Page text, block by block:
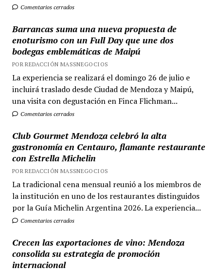
Comentarios cerrados
Barrancas suma una nueva propuesta de
enoturismo con un Full Day que une dos
bodegas emblemáticas de Maipú
POR REDACCIÓN MASSNEGOCIOS
La experiencia se realizará el domingo 26 de julio e
incluirá traslado desde Ciudad de Mendoza y Maipú,
una visita con degustación en Finca Flichman...
Comentarios cerrados
Club Gourmet Mendoza celebró la alta
gastronomía en Centauro, flamante restaurante
con Estrella Michelin
POR REDACCIÓN MASSNEGOCIOS
La tradicional cena mensual reunió a los miembros de
la institución en uno de los restaurantes distinguidos
por la Guía Michelin Argentina 2026. La experiencia...
Comentarios cerrados
Crecen las exportaciones de vino: Mendoza
consolida su estrategia de promoción
internacional